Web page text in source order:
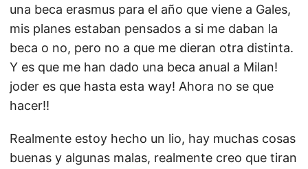
una beca erasmus para el año que viene a Gales,
mis planes estaban pensados a si me daban la
beca o no, pero no a que me dieran otra distinta.
Y es que me han dado una beca anual a Milan!
joder es que hasta esta way! Ahora no se que
hacer!!
Realmente estoy hecho un lio, hay muchas cosas
buenas y algunas malas, realmente creo que tiran